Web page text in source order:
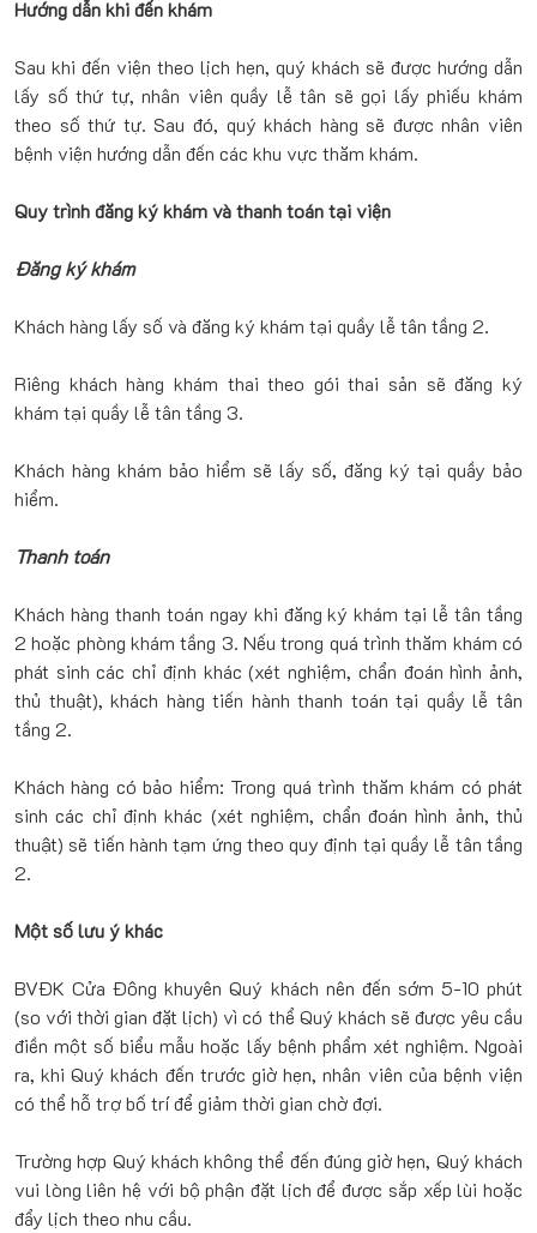
Hướng dẫn khi đến khám
Sau khi đến viện theo lịch hẹn, quý khách sẽ được hướng dẫn
lấy số thứ tự, nhân viên quầy lễ tân sẽ gọi lấy phiếu khám
theo số thứ tự. Sau đó, quý khách hàng sẽ được nhân viên
bệnh viện hướng dẫn đến các khu vực thăm khám.
Quy trình đăng ký khám và thanh toán tại viện
Đăng ký khám
Khách hàng lấy số và đăng ký khám tại quầy lễ tân tầng 2.
Riêng khách hàng khám thai theo gói thai sản sẽ đăng ký
khám tại quầy lễ tân tầng 3.
Khách hàng khám bảo hiểm sẽ lấy số, đăng ký tại quầy bảo
hiểm.
Thanh toán
Khách hàng thanh toán ngay khi đăng ký khám tại lễ tân tầng
2 hoặc phòng khám tầng 3. Nếu trong quá trình thăm khám có
phát sinh các chỉ định khác (xét nghiệm, chẩn đoán hình ảnh,
thủ thuật), khách hàng tiến hành thanh toán tại quầy lễ tân
tầng 2.
Khách hàng có bảo hiểm: Trong quá trình thăm khám có phát
sinh các chỉ định khác (xét nghiệm, chẩn đoán hình ảnh, thủ
thuật) sẽ tiến hành tạm ứng theo quy định tại quầy lễ tân tầng
2.
Một số lưu ý khác
BVĐK Cửa Đông khuyên Quý khách nên đến sớm 5-10 phút
(so với thời gian đặt lịch) vì có thể Quý khách sẽ được yêu cầu
điền một số biểu mẫu hoặc lấy bệnh phẩm xét nghiệm. Ngoài
ra, khi Quý khách đến trước giờ hẹn, nhân viên của bệnh viện
có thể hỗ trợ bố trí để giảm thời gian chờ đợi.
Trường hợp Quý khách không thể đến đúng giờ hẹn, Quý khách
vui lòng liên hệ với bộ phận đặt lịch để được sắp xếp lùi hoặc
đẩy lịch theo nhu cầu.